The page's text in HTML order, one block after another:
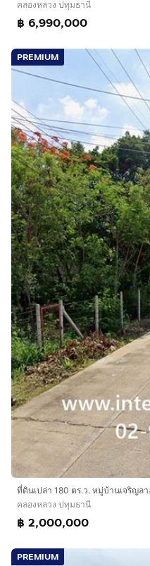
คลองหลวง ปทุมธานี
฿ 6,990,000
PREMIUM
คลองหลวง ปทุมธานี
฿ 2,000,000
PREMIUM